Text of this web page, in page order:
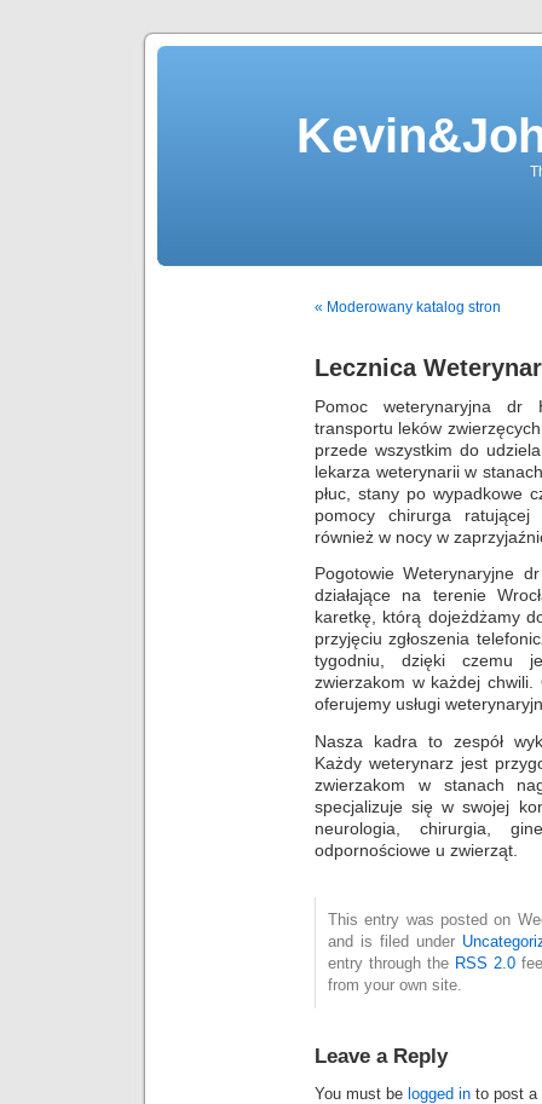
« Moderowany katalog stron
Lecznica
Pomoc weterynaryjna dr
transportu leków
przede wszystkim do
lekarza weterynarii w
płuc, stany po wypadkowe
pomocy chirurga ratującej
również w nocy w
Pogotowie Weterynaryjne
działające na terenie
karetkę, którą dojeżdżamy
przyjęciu zgłoszenia
tygodniu, dzięki czemu
zwierzakom w każdej
oferujemy usługi
Nasza kadra to zespół
Każdy weterynarz jest
zwierzakom w stanach
specjalizuje się w swojej
neurologia, chirurgia,
odpornościowe u zwierząt.
This entry was posted on
and is filed under
entry through the RSS 2.0
from your own site.
Leave a Reply
You must be logged in to post a